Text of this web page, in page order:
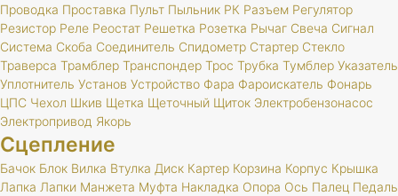
Проводка Проставка Пульт Пыльник РК Разъем Регулятор
Резистор Реле Реостат Решетка Розетка Рычаг Свеча Сигнал
Система Скоба Соединитель Спидометр Стартер Стекло
Траверса Трамблер Транспондер Трос Трубка Тумблер Указатель
Уплотнитель Установ Устройство Фара Фароискатель Фонарь
ЦПС Чехол Шкив Щетка Щеточный Щиток Электробензонасос
Электропривод Якорь
Сцепление
Бачок Блок Вилка Втулка Диск Картер Корзина Корпус Крышка
Лапка Лапки Манжета Муфта Накладка Опора Ось Палец Педаль